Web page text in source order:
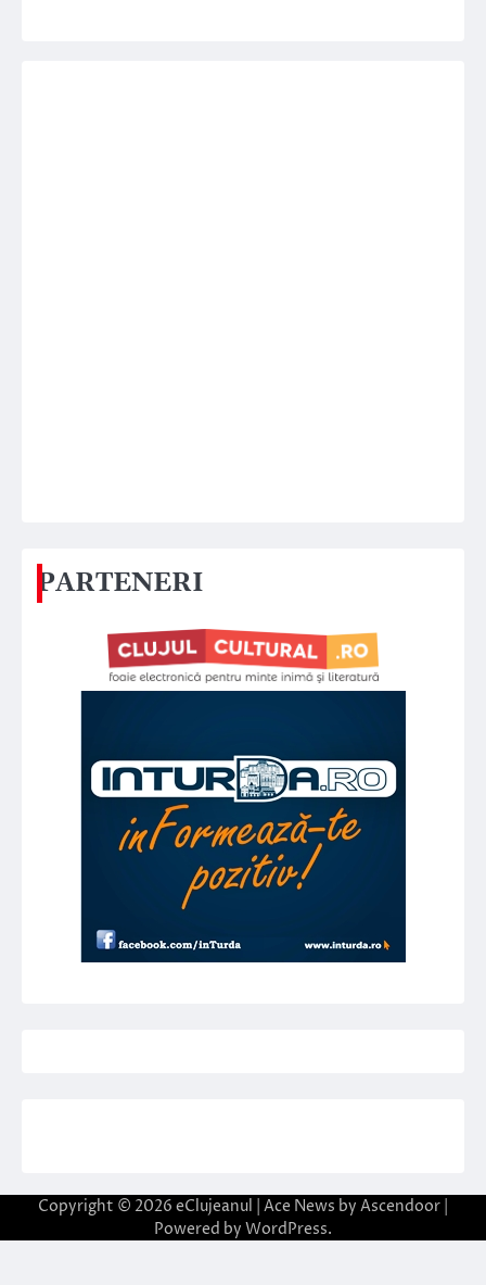
PARTENERI
Copyright © 2026 eClujeanul | Ace News by Ascendoor
Powered by WordPress.